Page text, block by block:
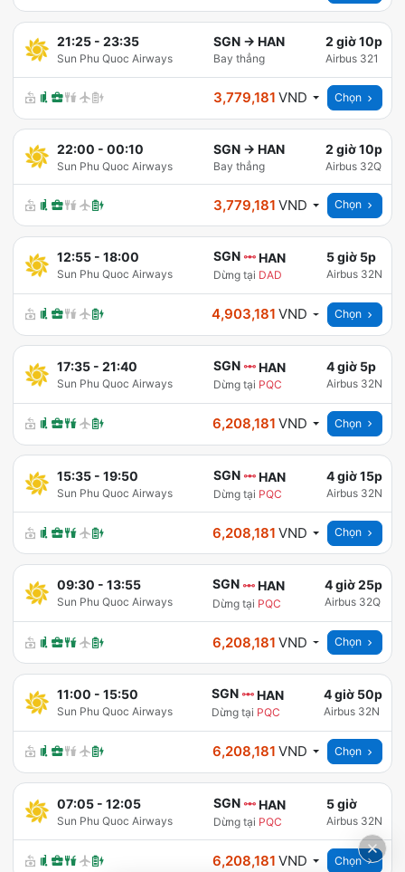
21:25- 23:35
Sun Phu Quoc Airways
SGN → HAN
Bay thẳng
2 giờ 10p
Airbus 321
3,779,181 VND Chọn
22:00 - 00:10
Sun Phu Quoc Airways
SGN → HAN
Bay thẳng
2 giờ 10p
Airbus 32Q
3,779,181 VND Chọn
12:55- 18:00
Sun Phu Quoc Airways
SGN HAN
Dừng tại DAD
5 giờ 5p
Airbus 32N
4,903,181 VND Chọn
17:35- 21:40
Sun Phu Quoc Airways
SGN HAN
Dừng tại PQC
4 giờ 5p
Airbus 32N
6,208,181 VND Chọn
15:35- 19:50
Sun Phu Quoc Airways
SGN HAN
Dừng tại PQC
4 giờ 15p
Airbus 32N
6,208,181 VND Chọn
09:30 - 13:55
Sun Phu Quoc Airways
SGN HAN
Dừng tại PQC
4 giờ 25p
Airbus 32Q
6,208,181 VND Chọn
11:00 - 15:50
Sun Phu Quoc Airways
SGN HAN
Dừng tại PQC
4 giờ 50p
Airbus 32N
6,208,181 VND Chọn
07:05- 12:05
Sun Phu Quoc Airways
SGN HAN
Dừng tại PQC
5 giờ
Airbus 32N
6,208,181 VND Chọn